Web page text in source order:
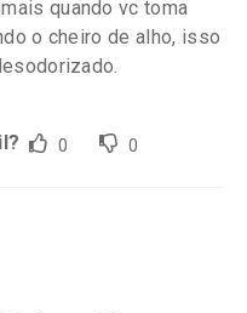
quando vc toma
o cheiro de alho, isso
0 0